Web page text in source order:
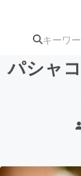
ター
パシャ